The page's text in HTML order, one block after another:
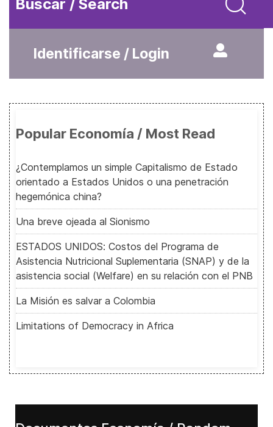
Buscar / Search
Identificarse / Login
Popular Economía / Most Read
¿Contemplamos un simple Capitalismo de Estado
orientado a Estados Unidos o una penetración
hegemónica china?
Una breve ojeada al Sionismo
ESTADOS UNIDOS: Costos del Programa de
Asistencia Nutricional Suplementaria (SNAP) y de la
asistencia social (Welfare) en su relación con el PNB
La Misión es salvar a Colombia
Limitations of Democracy in Africa